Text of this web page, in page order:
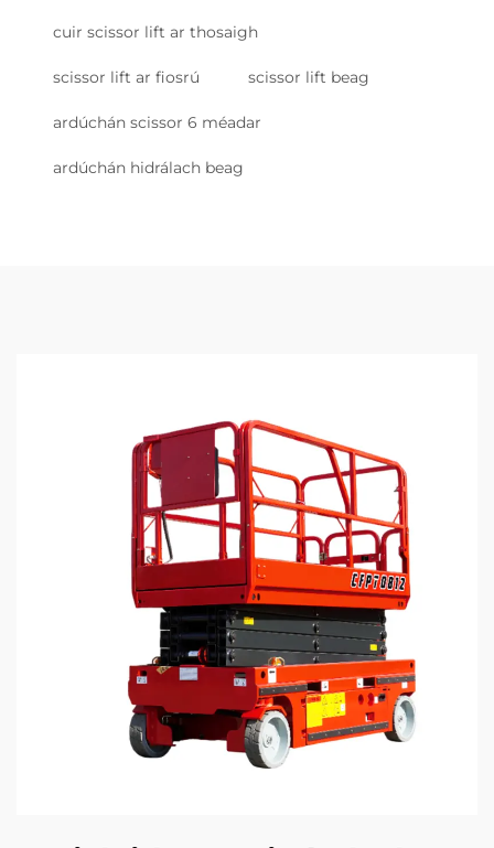
cuir scissor lift ar thosaigh
scissor lift ar fiosrú scissor lift beag
ardúchán scissor 6 méadar
ardúchán hidrálach beag